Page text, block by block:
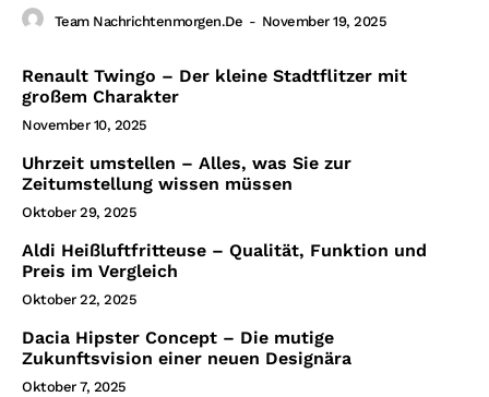
Team Nachrichtenmorgen.de - November 19, 2025
Renault Twingo – Der kleine Stadtflitzer mit
großem Charakter
November 10, 2025
Uhrzeit umstellen – Alles, was Sie zur
Zeitumstellung wissen müssen
Oktober 29, 2025
Aldi Heißluftfritteuse – Qualität, Funktion und
Preis im Vergleich
Oktober 22, 2025
Dacia Hipster Concept – Die mutige
Zukunftsvision einer neuen Designära
Oktober 7, 2025